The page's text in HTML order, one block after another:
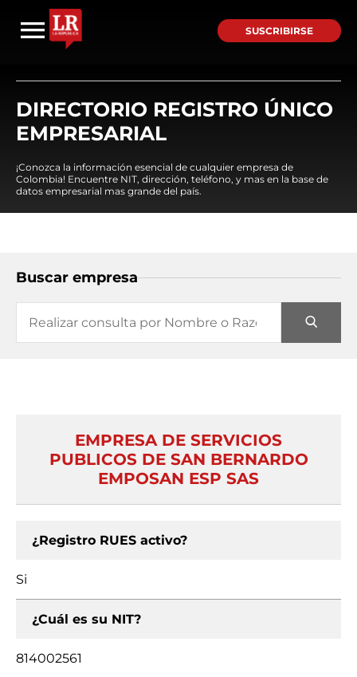
SUSCRIBIRSE
DIRECTORIO REGISTRO ÚNICO
EMPRESARIAL
¡Conozca la información esencial de cualquier empresa de
Colombia! Encuentre NIT, dirección, teléfono, y mas en la base de
datos empresarial mas grande del país.
Buscar empresa
EMPRESA DE SERVICIOS
PUBLICOS DE SAN BERNARDO
EMPOSAN ESP SAS
¿Registro RUES activo?
Si
¿Cuál es su NIT?
814002561